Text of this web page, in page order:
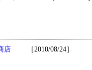
店 ［2010/08/24］